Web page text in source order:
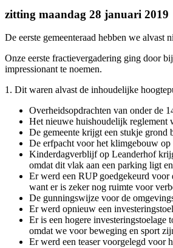
zitting maandag 28 januari 2019
De eerste gemeenteraad hebben we alvast
Onze eerste fractievergadering ging door
impressionant te noemen.
1. Dit waren alvast de inhoudelijke
Overheidsopdrachten van onder de
Het nieuwe huishoudelijk reglement
De gemeente krijgt een stukje grond
De erfpacht voor het klimgebouw op
Kinderdagverblijf op Leanderhof
omdat dit vlak aan een parking ligt
Er werd een RUP goedgekeurd
want er is zeker nog ruimte voor
De gunningswijze voor de
Er werd opnieuw een
Er is een hogere investeringstoelage
omdat we voor beweging en sport
Er werd een teaser voorgelegd voor